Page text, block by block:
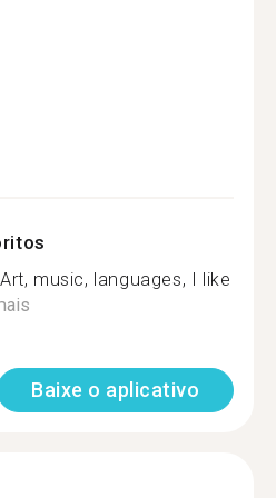
music, languages, I like
Baixe o aplicativo